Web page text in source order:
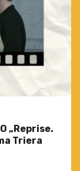
„Reprise.
Triera